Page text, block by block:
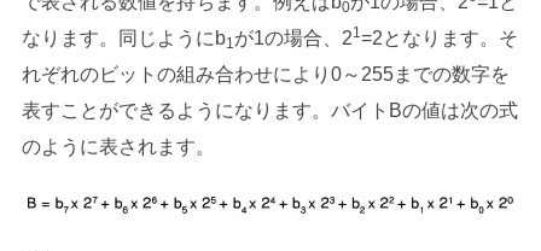
0
なります。同じようにb1が1の場合、21=2となります。そ
れぞれのビットの組み合わせにより0～255までの数字を
表すことができるようになります。バイトBの値は次の式
のように表されます。